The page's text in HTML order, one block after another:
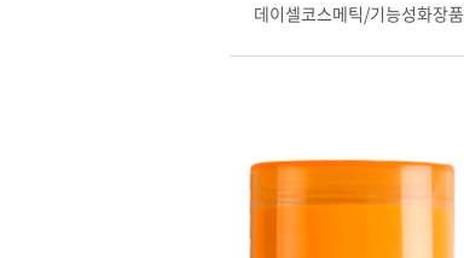
데이셀코스메틱/기능성화장품